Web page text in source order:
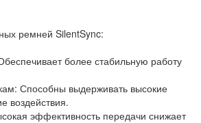
ремней SilentSync:
более стабильную работу
Способны выдерживать высокие
воздействия.
эффективность передачи снижает